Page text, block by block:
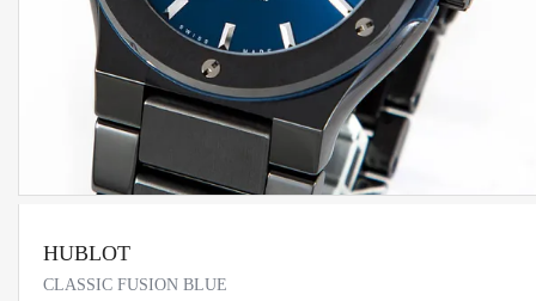
HUBLOT
CLASSIC FUSION BLUE